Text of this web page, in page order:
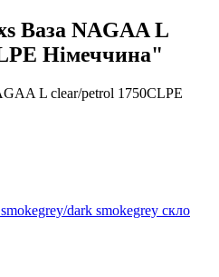
Ваза NAGAA L
Німеччина"
L clear/petrol 1750CLPE
dark smokegrey скло